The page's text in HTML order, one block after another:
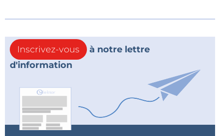
Inscrivez-vous
à notre lettre
d'information